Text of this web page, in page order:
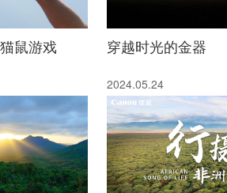
鼠游戏 穿越时光的金器
2024.05.24